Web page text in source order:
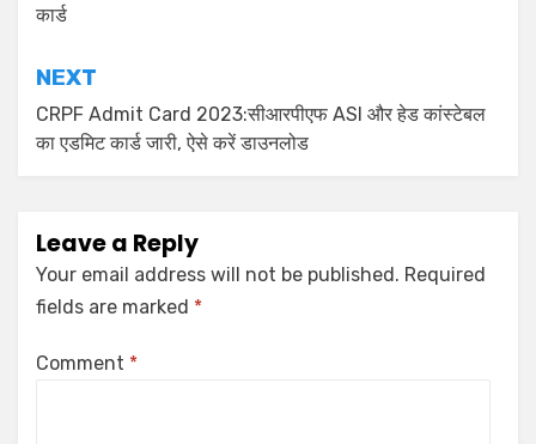
कार्ड
NEXT
CRPF Admit Card 2023:सीआरपीएफ ASI और हेड कांस्टेबल
का एडमिट कार्ड जारी, ऐसे करें डाउनलोड
Leave a Reply
Your email address will not be published. Required
fields are marked *
Comment *